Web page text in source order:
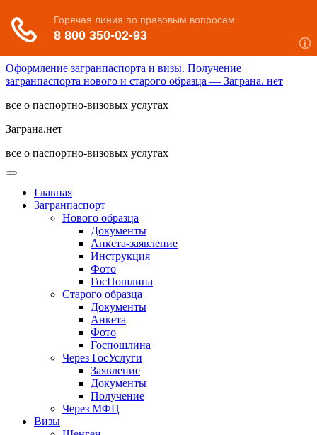
Оформление загранпаспорта и визы. Получение
загранпаспорта нового и старого образца — Заграна. нет
все о паспортно-визовых услугах
Заграна.нет
все о паспортно-визовых услугах
Главная
Загранпаспорт
Нового образца
Документы
Анкета-заявление
Инструкция
Фото
ГосПошлина
Старого образца
Документы
Анкета
Фото
Госпошлина
Через ГосУслуги
Заявление
Документы
Получение
Через МФЦ
Визы